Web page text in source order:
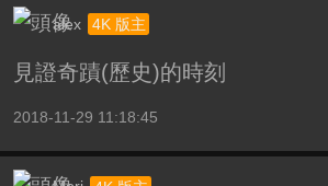
alex 4K 版主
見證奇蹟(歷史)的時刻
2018-11-29 11:18:45